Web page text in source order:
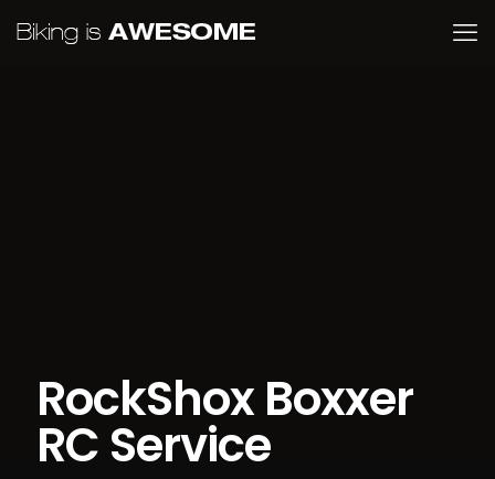
RockShox Boxxer
RC Service